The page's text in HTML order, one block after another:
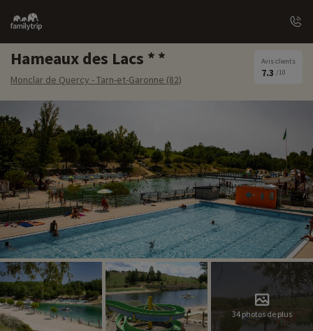
Family
trip
Hameaux des Lacs
Monclar de Quercy - Tarn-et-Garonne (82)
Avis clients
7.3 /10
34 photos de plus